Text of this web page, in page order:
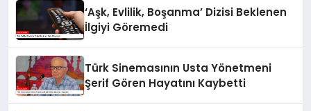
‘Aşk, Evlilik, Boşanma’ Dizisi Beklenen
İlgiyi Göremedi
Türk Sinemasının Usta Yönetmeni
Şerif Gören Hayatını Kaybetti